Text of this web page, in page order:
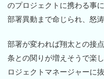
のプロジェクトに携わる事
部署異動まで命じられ、怒
部署が変われば翔太との接
条との関りが増えそうで楽
ロジェクトマネージャーに